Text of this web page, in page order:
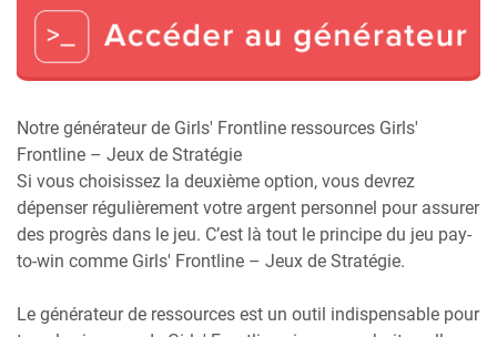
Notre générateur de Girls' Frontline ressources Girls'
Frontline – Jeux de Stratégie
Si vous choisissez la deuxième option, vous devrez
dépenser régulièrement votre argent personnel pour assurer
des progrès dans le jeu. C’est là tout le principe du jeu pay-
to-win comme Girls' Frontline – Jeux de Stratégie.
Le générateur de ressources est un outil indispensable pour